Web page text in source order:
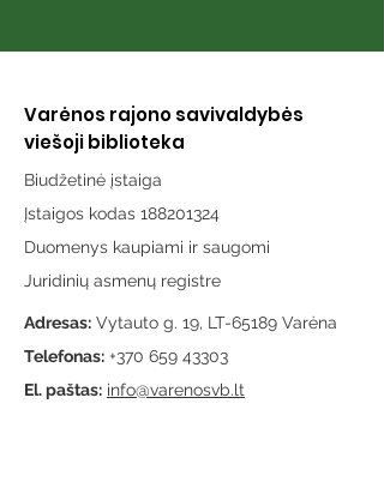
Varėnos rajono savivaldybės
viešoji biblioteka
Biudžetinė įstaiga
Įstaigos kodas 188201324
Duomenys kaupiami ir saugomi
Juridinių asmenų registre
Adresas: Vytauto g. 19, LT-65189 Varėna
Telefonas: +370 659 43303
El. paštas: info@varenosvb.lt